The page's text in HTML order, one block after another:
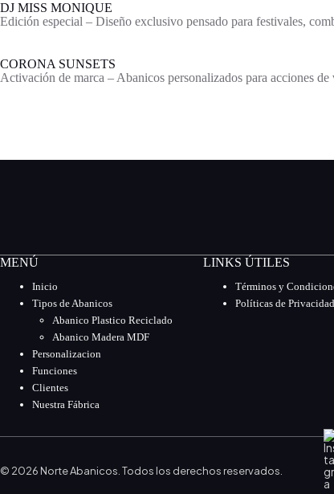
DJ MISS MONIQUE
Edición especial – Diseño exclusivo pensado para festivales,
CORONA SUNSETS
Activación de marca – Abanicos personalizados para acciones
MENÚ
Inicio
Tipos de Abanicos
Abanico Plastico Reciclado
Abanico Madera MDF
Personalizacion
Funciones
Clientes
Nuestra Fábrica
LINKS ÚTILES
Términos y
Políticas de Privacidad
© 2026 Norte Abanicos. Todos los derechos reservados.